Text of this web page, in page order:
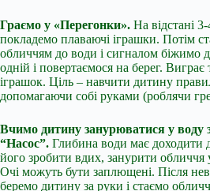
Граємо у «Перегонки». На відстані
покладемо плаваючі іграшки. Потім
обличчям до води і сигналом біжимо
одній і повертаємося на берег. Виграє
іграшок. Ціль – навчити дитину
допомагаючи собі руками (роблячи
Вчимо дитину занурюватися у воду
“Насос”. Глибина води має доходити
його зробити вдих, занурити обличчя
Очі можуть бути заплющені. Після
беремо дитину за руки і стаємо